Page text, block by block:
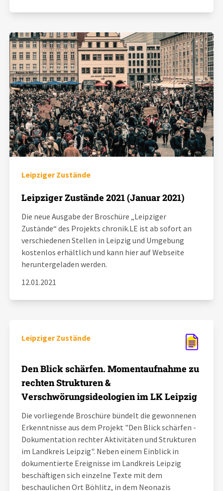
Leipziger Zustände
Leipziger Zustände 2021 (Januar 2021)
Die neue Ausgabe der Broschüre „Leipziger
Zustände“ des Projekts chronik.LE ist ab sofort an
verschiedenen Stellen in Leipzig und Umgebung
kostenlos erhältlich und kann hier auf Webseite
heruntergeladen werden.
12.01.2021
Leipziger Zustände
Den Blick schärfen. Momentaufnahme zu
rechten Strukturen &
Verschwörungsideologien im LK Leipzig
Die vorliegende Broschüre bündelt die gewonnenen
Erkenntnisse aus dem Projekt "Den Blick schärfen -
Dokumentation rechter Aktivitäten und Strukturen
im Landkreis Leipzig". Neben einem Einblick in
dokumentierte Ereignisse im Landkreis Leipzig
beschäftigen sich einzelne Texte mit dem
beschaulichen Ort Böhlitz, in dem Neonazis